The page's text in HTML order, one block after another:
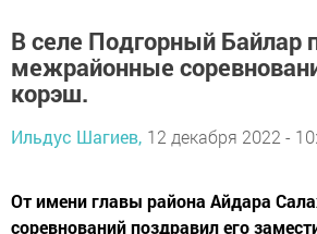
В селе Подгорный Байлар
межрайонные
корэш.
Ильдус Шагиев, 12 декабря 2022 -
От имени главы района Айдара
соревнований поздравил его